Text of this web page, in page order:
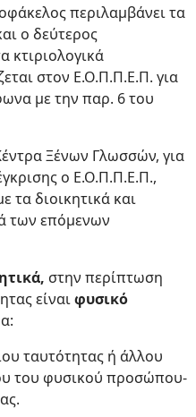
περιλαμβάνει τα
ο δεύτερος
κτιριολογικά
στον Ε.Ο.Π.Π.Ε.Π. για
με την παρ. 6 του
Ξένων Γλωσσών, για
ο Ε.Ο.Π.Π.Ε.Π.,
τα διοικητικά και
των επόμενων
στην περίπτωση
είναιφυσικό
ταυτότητας ή άλλου
του φυσικού προσώπου-